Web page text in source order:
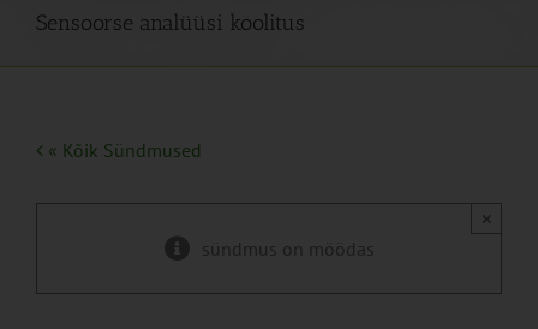
Sensoorse analüüsi koolitus
« Kõik Sündmused
sündmus on möödas
×